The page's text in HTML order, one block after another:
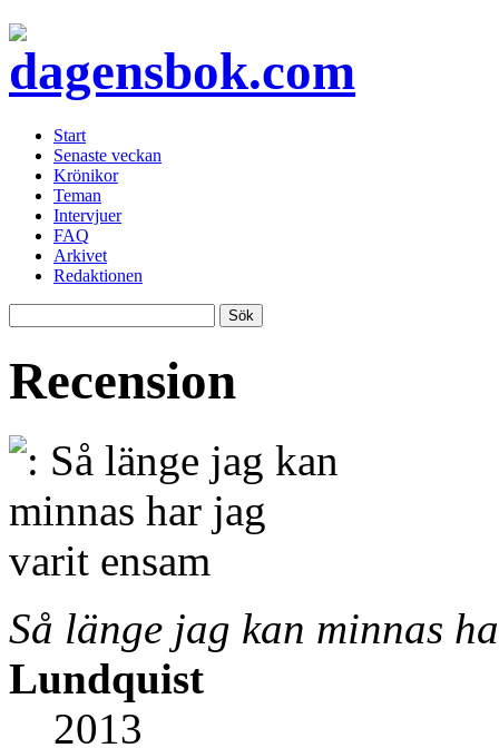
Start
Senaste veckan
Krönikor
Teman
Intervjuer
FAQ
Arkivet
Redaktionen
Recension
Så länge jag kan minnas
Lundquist
2013